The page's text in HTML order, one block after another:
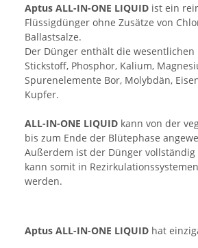
Aptus ALL-IN-ONE LIQUID ist ein
Flüssigdünger ohne Zusätze von
Ballastsalze.
Der Dünger enthält die wesentlichen
Stickstoff, Phosphor, Kalium,
Spurenelemente Bor, Molybdän,
Kupfer.
ALL-IN-ONE LIQUID kann von der
bis zum Ende der Blütephase
Außerdem ist der Dünger
kann somit in
werden.
Aptus ALL-IN-ONE LIQUID hat